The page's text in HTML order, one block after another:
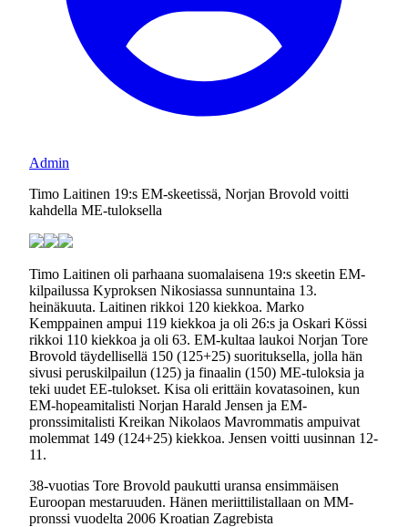
Admin
Timo Laitinen 19:s EM-skeetissä, Norjan Brovold voitti
kahdella ME-tuloksella
Timo Laitinen oli parhaana suomalaisena 19:s skeetin EM-
kilpailussa Kyproksen Nikosiassa sunnuntaina 13.
heinäkuuta. Laitinen rikkoi 120 kiekkoa. Marko
Kemppainen ampui 119 kiekkoa ja oli 26:s ja Oskari Kössi
rikkoi 110 kiekkoa ja oli 63. EM-kultaa laukoi Norjan Tore
Brovold täydellisellä 150 (125+25) suorituksella, jolla hän
sivusi peruskilpailun (125) ja finaalin (150) ME-tuloksia ja
teki uudet EE-tulokset. Kisa oli erittäin kovatasoinen, kun
EM-hopeamitalisti Norjan Harald Jensen ja EM-
pronssimitalisti Kreikan Nikolaos Mavrommatis ampuivat
molemmat 149 (124+25) kiekkoa. Jensen voitti uusinnan 12-
11.
38-vuotias Tore Brovold paukutti uransa ensimmäisen
Euroopan mestaruuden. Hänen meriittilistallaan on MM-
pronssi vuodelta 2006 Kroatian Zagrebista